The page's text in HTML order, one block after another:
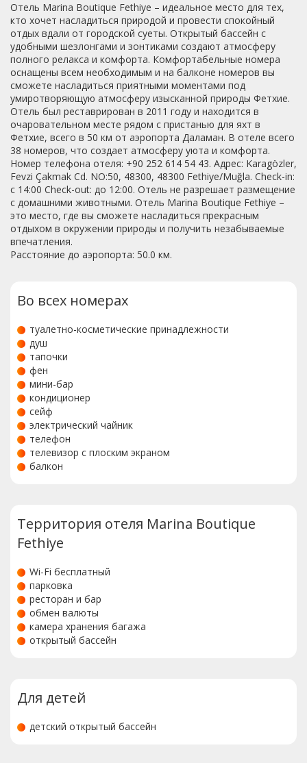
Отель Marina Boutique Fethiye – идеальное место для тех,
кто хочет насладиться природой и провести спокойный
отдых вдали от городской суеты. Открытый бассейн с
удобными шезлонгами и зонтиками создают атмосферу
полного релакса и комфорта. Комфортабельные номера
оснащены всем необходимым и на балконе номеров вы
сможете насладиться приятными моментами под
умиротворяющую атмосферу изысканной природы Фетхие.
Отель был реставрирован в 2011 году и находится в
очаровательном месте рядом с пристанью для яхт в
Фетхие, всего в 50 км от аэропорта Даламан. В отеле всего
38 номеров, что создает атмосферу уюта и комфорта.
Номер телефона отеля: +90 252 614 54 43. Адрес: Karagözler,
Fevzi Çakmak Cd. NO:50, 48300, 48300 Fethiye/Muğla. Check-in:
с 14:00 Check-out: до 12:00. Отель не разрешает размещение
с домашними животными. Отель Marina Boutique Fethiye –
это место, где вы сможете насладиться прекрасным
отдыхом в окружении природы и получить незабываемые
впечатления.
Расстояние до аэропорта: 50.0 км.
Во всех номерах
туалетно-косметические принадлежности
душ
тапочки
фен
мини-бар
кондиционер
сейф
электрический чайник
телефон
телевизор с плоским экраном
балкон
Территория отеля Marina Boutique
Fethiye
Wi-Fi бесплатный
парковка
ресторан и бар
обмен валюты
камера хранения багажа
открытый бассейн
Для детей
детский открытый бассейн